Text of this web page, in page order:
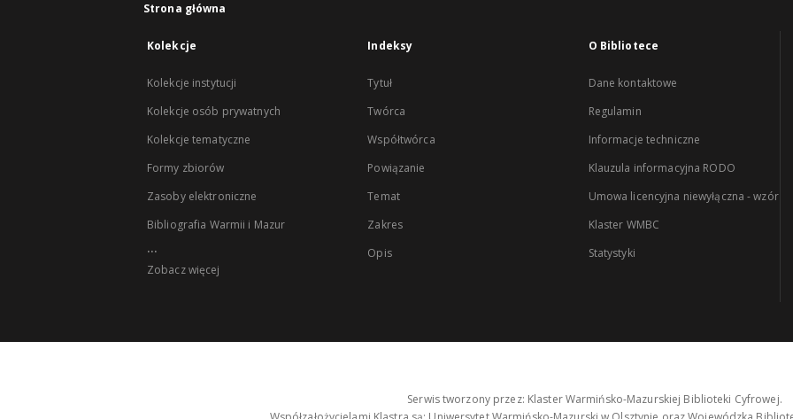
Strona główna
Kolekcje
Kolekcje instytucji
Kolekcje osób prywatnych
Kolekcje tematyczne
Formy zbiorów
Zasoby elektroniczne
Bibliografia Warmii i Mazur
...
Zobacz więcej
Indeksy
Tytuł
Twórca
Współtwórca
Powiązanie
Temat
Zakres
Opis
O Bibliotece
Dane kontaktowe
Regulamin
Informacje techniczne
Klauzula informacyjna RODO
Umowa licencyjna niewyłączna - wzór
Klaster WMBC
Statystyki
Serwis tworzony przez: Klaster Warmińsko-Mazurskiej Biblioteki Cyfrowej.